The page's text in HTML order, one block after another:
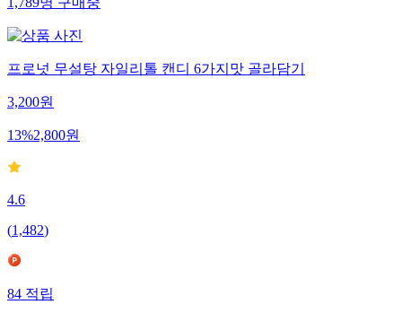
1,789명구매중
프로넛 무설탕 자일리톨 캔디 6가지맛 골라담기
3,200원
13%2,800원
4.6
(1,482)
84적립